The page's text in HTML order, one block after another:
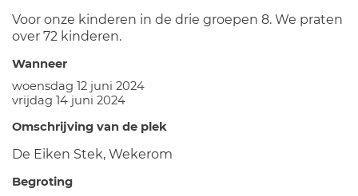
Voor onze kinderen in de drie groepen 8. We praten
over 72 kinderen.
Wanneer
woensdag 12 juni 2024
vrijdag 14 juni 2024
Omschrijving van de plek
De Eiken Stek, Wekerom
Begroting